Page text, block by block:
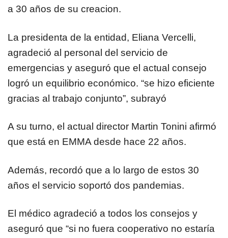
a 30 años de su creacion.
La presidenta de la entidad, Eliana Vercelli,
agradeció al personal del servicio de
emergencias y aseguró que el actual consejo
logró un equilibrio económico. “se hizo eficiente
gracias al trabajo conjunto”, subrayó
A su turno, el actual director Martin Tonini afirmó
que está en EMMA desde hace 22 años.
Además, recordó que a lo largo de estos 30
años el servicio soportó dos pandemias.
El médico agradeció a todos los consejos y
aseguró que “si no fuera cooperativo no estaría